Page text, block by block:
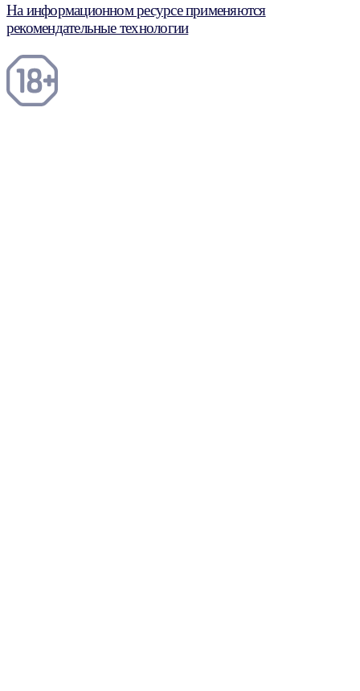
На информационном ресурсе применяются
рекомендательные технологии